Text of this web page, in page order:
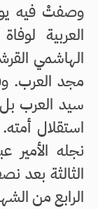
وصفتْ فيه
العربية
الهاشمي
مجد العرب.
سيد العرب
استقلال
نجله الأمير
الثالثة بعد
الرابع من